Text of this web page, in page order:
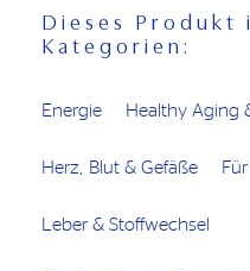
aufbewahren. Kühl und trocken
Dieses Produkt
Kategorien:
Energie Healthy Aging
Herz, Blut & Gefäße
Leber & Stoffwechsel